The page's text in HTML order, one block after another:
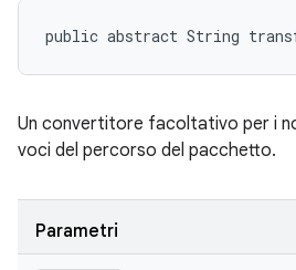
public abstract String
Un convertitore facoltativo per i
voci del percorso del pacchetto.
Parametri